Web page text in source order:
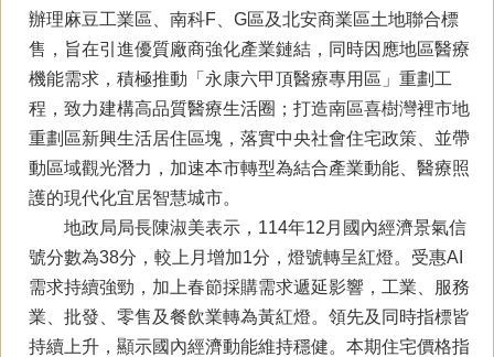
辦理麻豆工業區、南科F、G區及北安商業區土地聯合標
售，旨在引進優質廠商強化產業鏈結，同時因應地區醫療
機能需求，積極推動「永康六甲頂醫療專用區」重劃工
程，致力建構高品質醫療生活圈；打造南區喜樹灣裡市地
重劃區新興生活居住區塊，落實中央社會住宅政策、並帶
動區域觀光潛力，加速本市轉型為結合產業動能、醫療照
護的現代化宜居智慧城市。
地政局局⻑陳淑美表⽰，114年12月國內經濟景氣信
號分數為38分，較上月增加1分，燈號轉呈紅燈。受惠AI
需求持續強勁，加上春節採購需求遞延影響，工業、服務
業、批發、零售及餐飲業轉為黃紅燈。領先及同時指標皆
持續上升，顯示國內經濟動能維持穩健。本期住宅價格指